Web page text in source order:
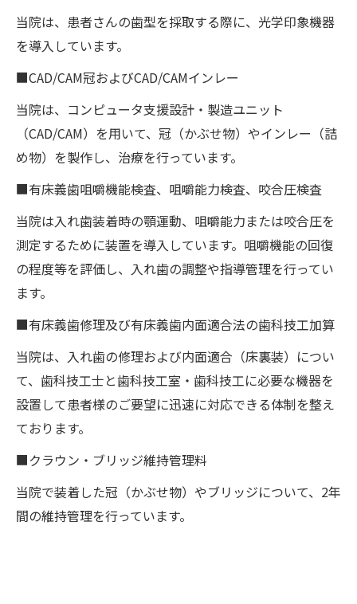
当院は、患者さんの歯型を採取する際に、光学印象機器
を導入しています。
■CAD/CAM冠およびCAD/CAMインレー
当院は、コンピュータ支援設計・製造ユニット
（CAD/CAM）を用いて、冠（かぶせ物）やインレー（詰
め物）を製作し、治療を行っています。
■有床義歯咀嚼機能検査、咀嚼能力検査、咬合圧検査
当院は入れ歯装着時の顎運動、咀嚼能力または咬合圧を
測定するために装置を導入しています。咀嚼機能の回復
の程度等を評価し、入れ歯の調整や指導管理を行ってい
ます。
■有床義歯修理及び有床義歯内面適合法の歯科技工加算
当院は、入れ歯の修理および内面適合（床裏装）につい
て、歯科技工士と歯科技工室・歯科技工に必要な機器を
設置して患者様のご要望に迅速に対応できる体制を整え
ております。
■クラウン・ブリッジ維持管理料
当院で装着した冠（かぶせ物）やブリッジについて、2年
間の維持管理を行っています。